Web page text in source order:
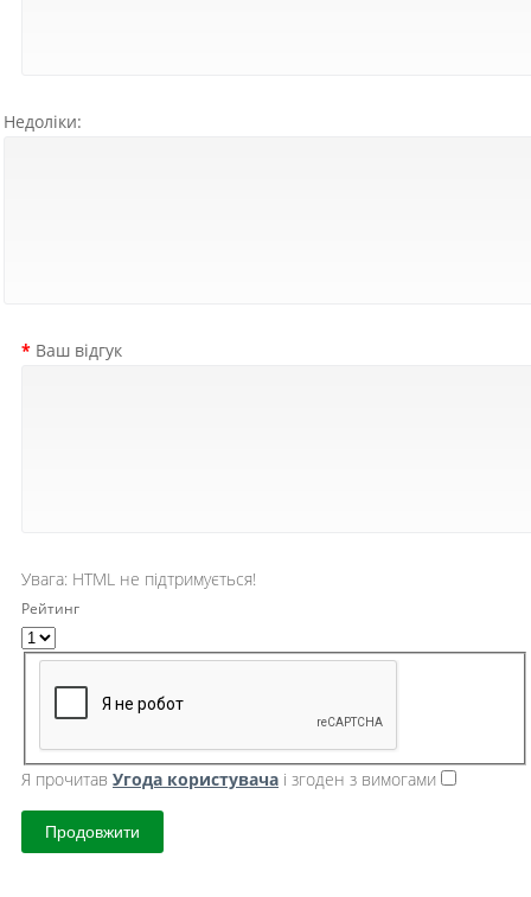
Недоліки:
Ваш відгук
Увага: HTML не підтримується!
Рейтинг
Я прочитав Угода користувача і згоден з вимогами
Продовжити